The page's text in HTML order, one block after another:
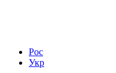
Рос
Укр